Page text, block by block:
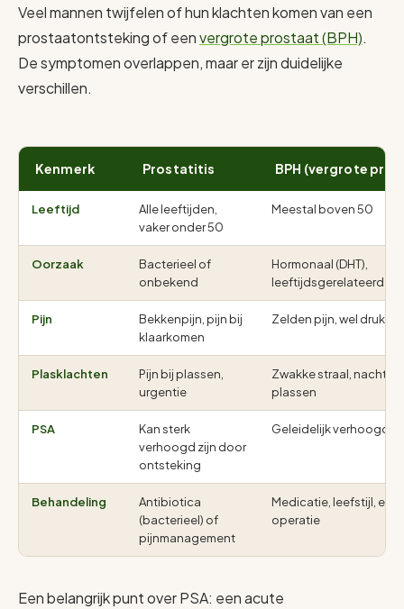
Veel mannen twijfelen of hun klachten komen van een
prostaatontsteking of eenvergrote prostaat (BPH).
De symptomen overlappen, maar er zijn duidelijke
verschillen.
Kenmerk Prostatitis BPH (vergrote
Leeftijd
Alle leeftijden,
vaker onder 50
Meestal boven 50
Oorzaak
Bacterieel of
onbekend
Hormonaal (DHT),
leeftijdsgerelateerd
Pijn
Bekkenpijn, pijn bij
klaarkomen
Zelden pijn, wel druk
Plasklachten
Pijn bij plassen,
urgentie
Zwakke straal,
plassen
PSA
Kan sterk
verhoogd zijn door
ontsteking
Geleidelijk verhoogd
Behandeling
Antibiotica
(bacterieel) of
pijnmanagement
Medicatie, leefstijl,
operatie
Een belangrijk punt over PSA: een acute